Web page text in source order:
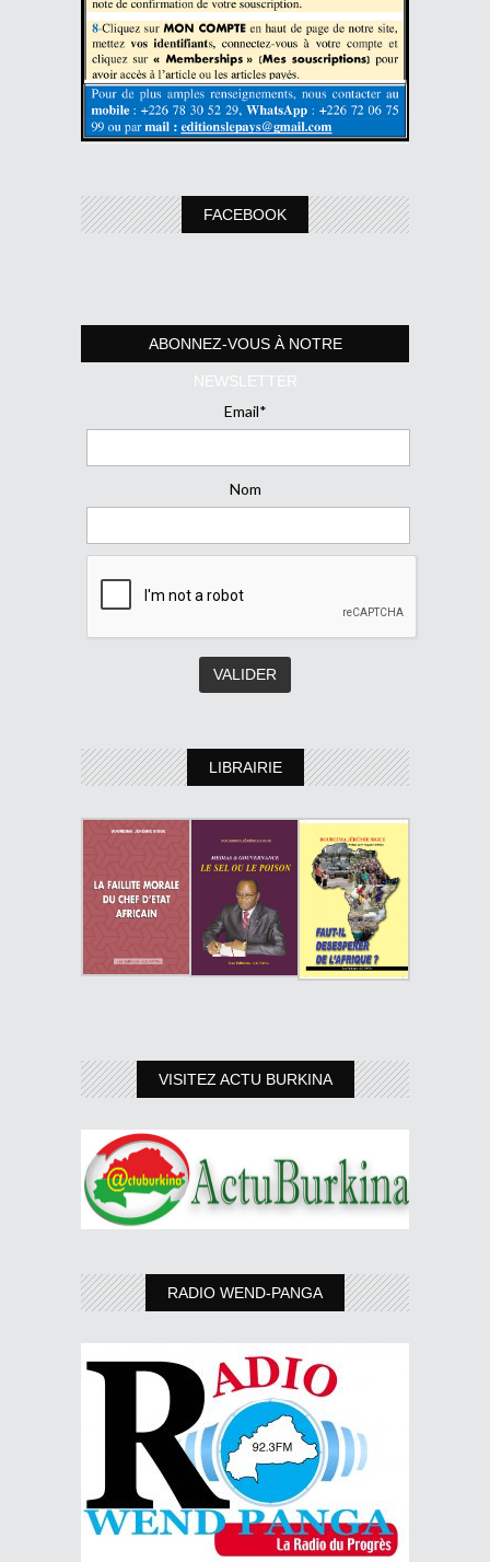
FACEBOOK
ABONNEZ-VOUS À NOTRE
NEWSLETTER
Email*
Nom
LIBRAIRIE
VISITEZ ACTU BURKINA
RADIO WEND-PANGA